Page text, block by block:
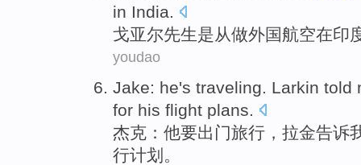
in India.
戈亚尔先生是从做外国航空在印
youdao
Jake: he's traveling. Larkin told
for his flight plans.
杰克 ： 他要出门旅行， 拉金告诉
行计划。